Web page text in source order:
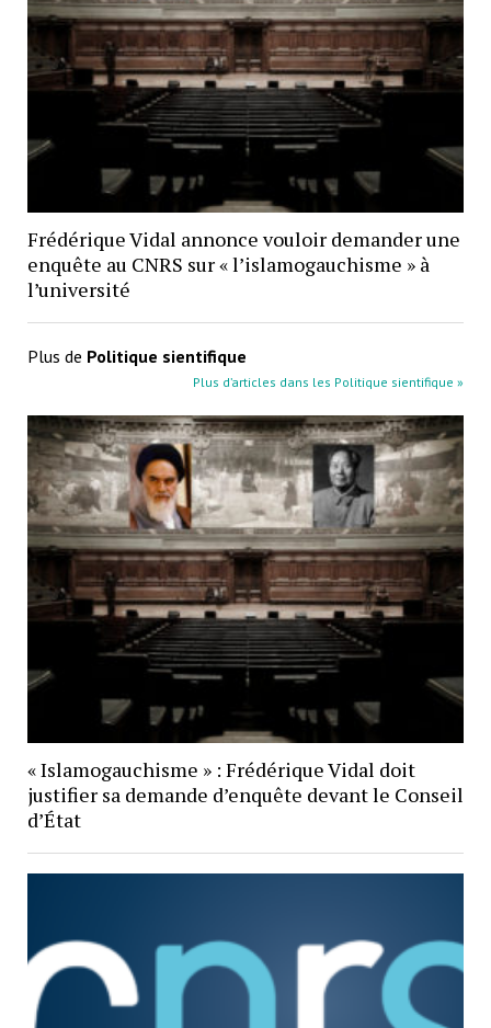
Frédérique Vidal annonce vouloir demander une
enquête au CNRS sur « l’islamogauchisme » à
l’université
Plus de Politique sientifique
Plus d’articles dans les Politique sientifique »
« Islamogauchisme » : Frédérique Vidal doit
justifier sa demande d’enquête devant le Conseil
d’État